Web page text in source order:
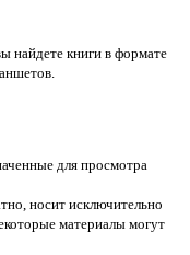
найдете книги в формате
для просмотра
носит исключительно
материалы могут